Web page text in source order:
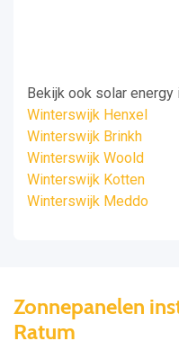
Bekijk ook solar
Winterswijk Henxel
Winterswijk Brinkh
Winterswijk Woold
Winterswijk Kotten
Winterswijk Meddo
Zonnepanelen
Ratum